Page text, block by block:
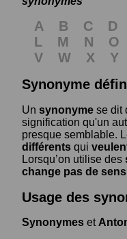
A B C D
L
M N O
V
W X Y
Synonyme
Un synonyme se dit
signification qu'un
presque semblable.
différents qui
Lorsqu’on utilise des
change pas de sens
Usage des
Synonymes et